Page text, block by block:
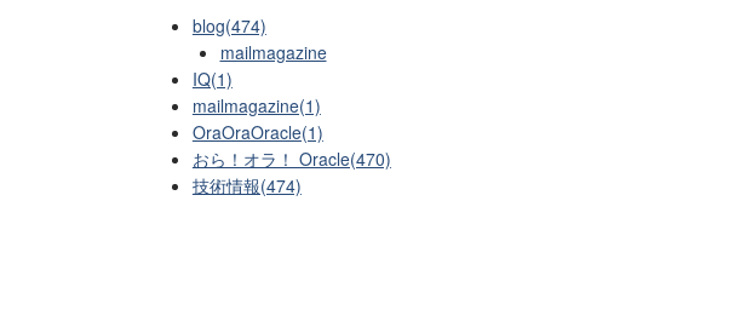
blog(474)
mailmagazine
IQ(1)
mailmagazine(1)
OraOraOracle(1)
おら！オラ！ Oracle(470)
技術情報(474)